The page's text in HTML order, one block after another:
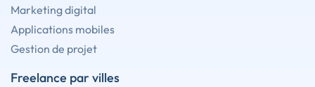
Marketing digital
Applications mobiles
Gestion de projet
Freelance par villes